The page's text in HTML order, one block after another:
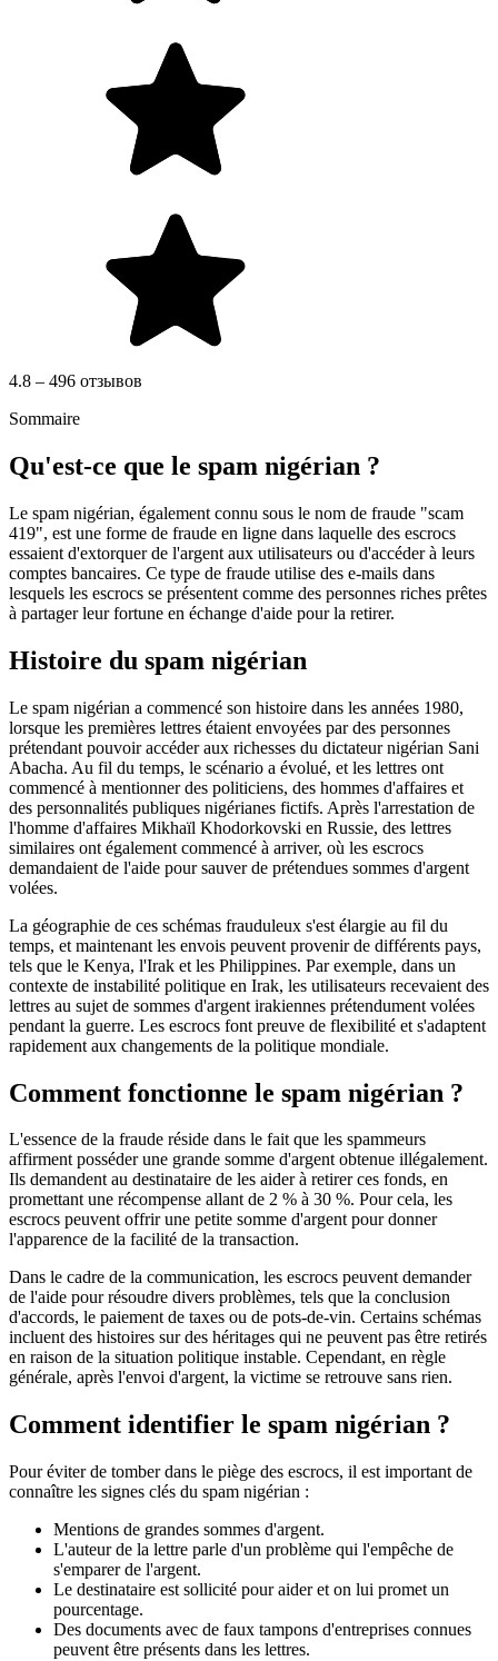
4.8 – 496 отзывов
Sommaire
Qu'est-ce que le spam nigérian ?
Le spam nigérian, également connu sous le nom de fraude "scam
419", est une forme de fraude en ligne dans laquelle des escrocs
essaient d'extorquer de l'argent aux utilisateurs ou d'accéder à leurs
comptes bancaires. Ce type de fraude utilise des e-mails dans
lesquels les escrocs se présentent comme des personnes riches prêtes
à partager leur fortune en échange d'aide pour la retirer.
Histoire du spam nigérian
Le spam nigérian a commencé son histoire dans les années 1980,
lorsque les premières lettres étaient envoyées par des personnes
prétendant pouvoir accéder aux richesses du dictateur nigérian Sani
Abacha. Au fil du temps, le scénario a évolué, et les lettres ont
commencé à mentionner des politiciens, des hommes d'affaires et
des personnalités publiques nigérianes fictifs. Après l'arrestation de
l'homme d'affaires Mikhaïl Khodorkovski en Russie, des lettres
similaires ont également commencé à arriver, où les escrocs
demandaient de l'aide pour sauver de prétendues sommes d'argent
volées.
La géographie de ces schémas frauduleux s'est élargie au fil du
temps, et maintenant les envois peuvent provenir de différents pays,
tels que le Kenya, l'Irak et les Philippines. Par exemple, dans un
contexte de instabilité politique en Irak, les utilisateurs recevaient des
lettres au sujet de sommes d'argent irakiennes prétendument volées
pendant la guerre. Les escrocs font preuve de flexibilité et s'adaptent
rapidement aux changements de la politique mondiale.
Comment fonctionne le spam nigérian ?
L'essence de la fraude réside dans le fait que les spammeurs
affirment posséder une grande somme d'argent obtenue illégalement.
Ils demandent au destinataire de les aider à retirer ces fonds, en
promettant une récompense allant de 2 % à 30 %. Pour cela, les
escrocs peuvent offrir une petite somme d'argent pour donner
l'apparence de la facilité de la transaction.
Dans le cadre de la communication, les escrocs peuvent demander
de l'aide pour résoudre divers problèmes, tels que la conclusion
d'accords, le paiement de taxes ou de pots-de-vin. Certains schémas
incluent des histoires sur des héritages qui ne peuvent pas être retirés
en raison de la situation politique instable. Cependant, en règle
générale, après l'envoi d'argent, la victime se retrouve sans rien.
Comment identifier le spam nigérian ?
Pour éviter de tomber dans le piège des escrocs, il est important de
connaître les signes clés du spam nigérian :
Mentions de grandes sommes d'argent.
L'auteur de la lettre parle d'un problème qui l'empêche de
s'emparer de l'argent.
Le destinataire est sollicité pour aider et on lui promet un
pourcentage.
Des documents avec de faux tampons d'entreprises connues
peuvent être présents dans les lettres.